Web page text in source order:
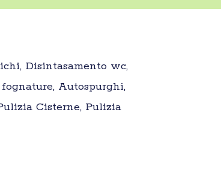
Disintasamento wc,
Autospurghi,
Cisterne, Pulizia